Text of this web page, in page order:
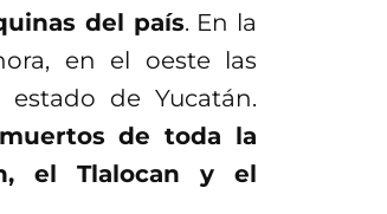
del país. En la
en el oeste las
de Yucatán.
de toda la
el Tlalocan y el